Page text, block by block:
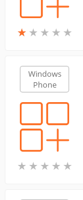
★ ★ ★ ★ ★
★ ★ ★ ★ ★
Windows
Phone
★ ★ ★ ★ ★
★ ★ ★ ★ ★